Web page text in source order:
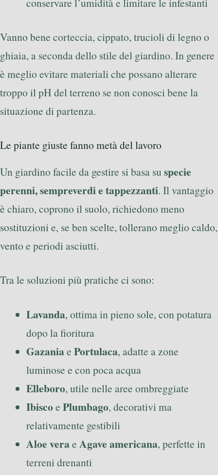
Vanno bene corteccia, cippato, trucioli di legno o
ghiaia, a seconda dello stile del giardino. In genere
è meglio evitare materiali che possano alterare
troppo il pH del terreno se non conosci bene la
situazione di partenza.
Le piante giuste fanno metà del lavoro
Un giardino facile da gestire si basa su specie
perenni, sempreverdi e tappezzanti. Il vantaggio
è chiaro, coprono il suolo, richiedono meno
sostituzioni e, se ben scelte, tollerano meglio caldo,
vento e periodi asciutti.
Tra le soluzioni più pratiche ci sono:
Lavanda, ottima in pieno sole, con potatura
dopo la fioritura
Gazaniae Portulaca, adatte a zone
luminose e con poca acqua
Elleboro, utile nelle aree ombreggiate
Ibiscoe Plumbago, decorativi ma
relativamente gestibili
Aloe verae Agave americana, perfette in
terreni drenanti